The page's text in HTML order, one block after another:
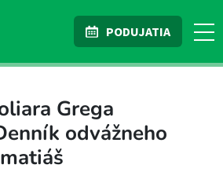
PODUJATIA
Grega
odvážneho